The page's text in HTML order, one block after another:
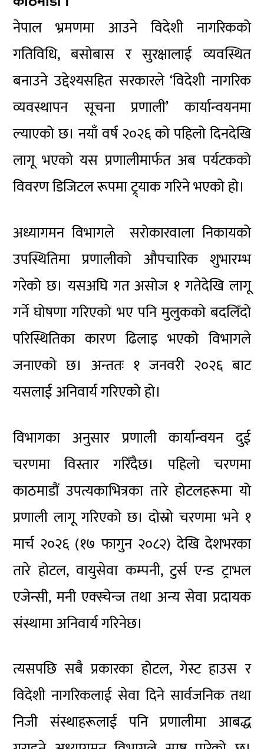
नेपाल भ्रमणमा आउने विदेशी नागरिकको
गतिविधि, बसोबास र सुरक्षालाई व्यवस्थित
बनाउने उद्देश्यसहित सरकारले ‘विदेशी नागरिक
व्यवस्थापन सूचना प्रणाली’ कार्यान्वयनमा
ल्याएको छ। नयाँ वर्ष २०२६ को पहिलो दिनदेखि
लागू भएको यस प्रणालीमार्फत अब पर्यटकको
विवरण डिजिटल रूपमा ट्र्याक गरिने भएको हो।
अध्यागमन विभागले सरोकारवाला निकायको
उपस्थितिमा प्रणालीको औपचारिक शुभारम्भ
गरेको छ। यसअघि गत असोज १ गतेदेखि लागू
गर्ने घोषणा गरिएको भए पनि मुलुकको बदलिँदो
परिस्थितिका कारण ढिलाइ भएको विभागले
जनाएको छ। अन्ततः १ जनवरी २०२६ बाट
यसलाई अनिवार्य गरिएको हो।
विभागका अनुसार प्रणाली कार्यान्वयन दुई
चरणमा विस्तार गरिँदैछ। पहिलो चरणमा
काठमाडौं उपत्यकाभित्रका तारे होटलहरूमा यो
प्रणाली लागू गरिएको छ। दोस्रो चरणमा भने १
मार्च २०२६ (१७ फागुन २०८२) देखि देशभरका
तारे होटल, वायुसेवा कम्पनी, टुर्स एन्ड ट्राभल
एजेन्सी, मनी एक्स्चेन्ज तथा अन्य सेवा प्रदायक
संस्थामा अनिवार्य गरिनेछ।
त्यसपछि सबै प्रकारका होटल, गेस्ट हाउस र
विदेशी नागरिकलाई सेवा दिने सार्वजनिक तथा
निजी संस्थाहरूलाई पनि प्रणालीमा आबद्ध